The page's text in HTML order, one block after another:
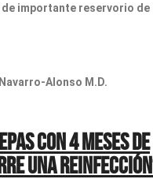
importante reservorio de
Alonso M.D.
con 4 meses de
una